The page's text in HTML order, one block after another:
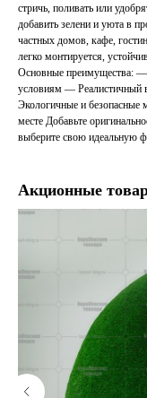
стричь, поливать или
добавить зелени и уюта в
частных домов, кафе,
легко монтируется,
Основные преимущества: —
условиям — Реалистичный
Экологичные и
месте Добавьте
выберите свою идеальную
Акционные